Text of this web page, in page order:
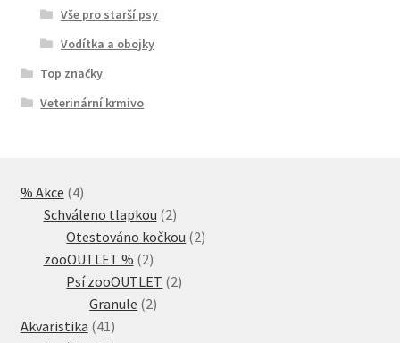
Vše pro starší psy
Vodítka a obojky
Top značky
Veterinární krmivo
% Akce 44
produkty
Schváleno tlapkou 22
produkty
Otestováno kočkou 22
zooOUTLET % 22
produkty
Psí zooOUTLET 22
Granule 22
Akvaristika 41 41